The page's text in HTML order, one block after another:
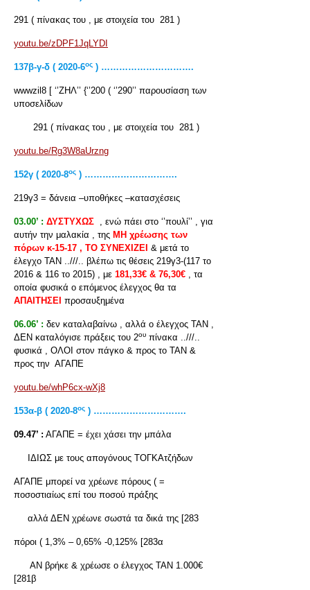
291 ( πίνακας του , με στοιχεία του 281 )
youtu.be/zDPF1JqLYDI
137β-γ-δ ( 2020-6ος ) ………………………….
wwwzil8 [ ‘’ΖΗΛ’’ {‘’200 ( ‘’290’’ παρουσίαση των
υποσελίδων
291 ( πίνακας του , με στοιχεία του 281 )
youtu.be/Rg3W8aUrzng
152γ ( 2020-8ος ) ………………………….
219γ3 = δάνεια –υποθήκες –κατασχέσεις
03.00’ : ΔΥΣΤΥΧΩΣ , ενώ πάει στο ‘’πουλί’’ , για
αυτήν την μαλακία , της ΜΗ χρέωσης των
πόρων κ-15-17 , ΤΟ ΣΥΝΕΧΙΖΕΙ & μετά το
έλεγχο ΤΑΝ ..///.. βλέπω τις θέσεις 219γ3-(117 το
2016 & 116 το 2015) , με 181,33€ & 76,30€ , τα
οποία φυσικά ο επόμενος έλεγχος θα τα
ΑΠΑΙΤΗΣΕΙ προσαυξημένα
06.06’ : δεν καταλαβαίνω , αλλά ο έλεγχος ΤΑΝ ,
ΔΕΝ καταλόγισε πράξεις του 2ου πίνακα ..///..
φυσικά , ΟΛΟΙ στον πάγκο & προς το ΤΑΝ &
προς την ΑΓΑΠΕ
youtu.be/whP6cx-wXj8
153α-β ( 2020-8ος ) ………………………….
09.47’ : ΑΓΑΠΕ = έχει χάσει την μπάλα
ΙΔΙΩΣ με τους απογόνους ΤΟΓΚΑτζήδων
ΑΓΑΠΕ μπορεί να χρέωνε πόρους ( =
ποσοστιαίως επί του ποσού πράξης
αλλά ΔΕΝ χρέωνε σωστά τα δικά της [283
πόροι ( 1,3% – 0,65% -0,125% [283α
ΑΝ βρήκε & χρέωσε ο έλεγχος ΤΑΝ 1.000€
[281β